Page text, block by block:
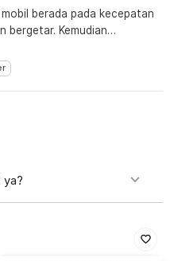
berada pada kecepatan
bergetar. Kemudian